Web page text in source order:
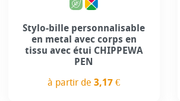
Stylo-bille personnalisable
en metal avec corps en
tissu avec étui CHIPPEWA
PEN
à partir de3,17 €